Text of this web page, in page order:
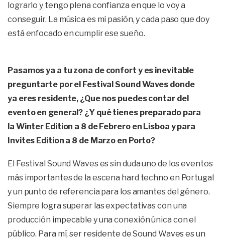
lograrlo y tengo plena confianza en que lo voy a
conseguir. La música es mi pasión, y cada paso que doy
está enfocado en cumplir ese sueño.
Pasamos ya a tu zona de confort y es inevitable
preguntarte por el Festival Sound Waves donde
ya eres residente, ¿Que nos puedes contar del
evento en general? ¿Y qué tienes preparado para
la Winter Edition a 8 de Febrero en Lisboa y para
Invites Edition a 8 de Marzo en Porto?
El Festival Sound Waves es sin duda uno de los eventos
más importantes de la escena hard techno en Portugal
y un punto de referencia para los amantes del género.
Siempre logra superar las expectativas con una
producción impecable y una conexión única con el
público. Para mí, ser residente de Sound Waves es un